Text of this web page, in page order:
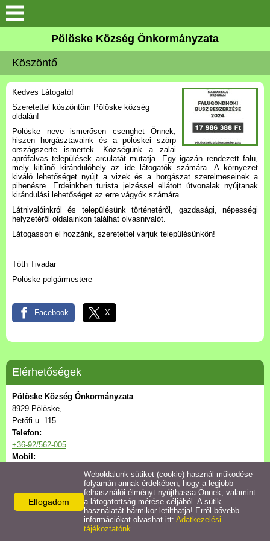
Keresés
Köszöntő
Elérhetőségek
Pölöskéről
Önkormányzat
Látnivalók
Pölöskei tavak
Civil szervezetek
Szolgáltatások
Aktuális események
Galéria
Pölöskéről írták
Pölöske Község Önkormányzata
Köszöntő
Kedves Látogató!
Szeretettel köszöntöm Pölöske község
oldalán!
Pölöske neve ismerősen csenghet Önnek,
hiszen horgásztavaink és a pölöskei szörp
országszerte ismertek. Községünk a zalai
aprófalvas települések arculatát mutatja. Egy igazán rendezett falu,
mely kitűnő kirándulóhely az ide látogatók számára. A környezet
kiváló lehetőséget nyújt a vizek és a horgászat szerelmeseinek a
pihenésre. Erdeinkben turista jelzéssel ellátott útvonalak nyújtanak
kirándulási lehetőséget az erre vágyók számára.
Látnivalóinkról és településünk történetéről, gazdasági, népességi
helyzetéről oldalainkon találhat olvasnivalót.
Látogasson el hozzánk, szeretettel várjuk településünkön!
Tóth Tivadar
Pölöske polgármestere
Facebook X
Elérhetőségek
Pölöske Község Önkormányzata
8929 Pölöske,
Petőfi u. 115.
Telefon:
+36-92/562-005
Mobil:
poloskehivatal@zelkanet.hu
© 2026 - Pölöske Község Önkormányzata
Elfogadom
Weboldalunk sütiket (cookie) használ működése
folyamán annak érdekében, hogy a legjobb
felhasználói élményt nyújthassa Önnek, valamint
a látogatottság mérése céljából. A sütik
használatát bármikor letilthatja! Erről bővebb
információkat olvashat itt: Adatkezelési
tájékoztatónk